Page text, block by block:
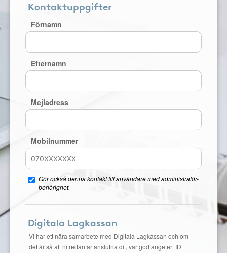
Kontaktuppgifter
Förnamn
Efternamn
Mejladress
Mobilnummer
Gör också denna kontakt till användare med administratör-
behörighet.
Digitala Lagkassan
Vi har ett nära samarbete med Digitala Lagkassan och om
det är så att ni redan är anslutna dit, var god ange ert ID